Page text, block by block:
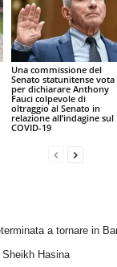
Una commissione del
Senato statunitense vota
per dichiarare Anthony
Fauci colpevole di
oltraggio al Senato in
relazione all’indagine sul
COVID-19
a tornare in
Hasina